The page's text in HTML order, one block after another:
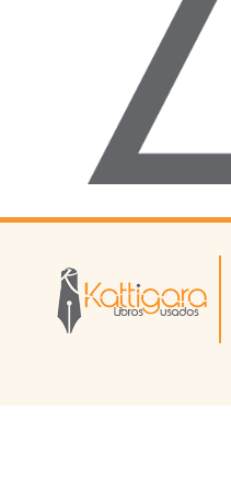
Librería Kattigara